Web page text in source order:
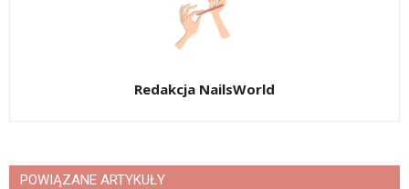
Redakcja NailsWorld
POWIĄZANE ARTYKUŁY